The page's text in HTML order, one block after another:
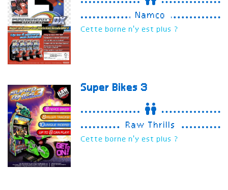
Namco
Cette borne n'y est plus ?
Super Bikes 3
Raw Thrills
Cette borne n'y est plus ?